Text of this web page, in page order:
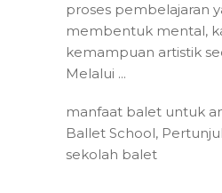
proses pembelajaran
membentuk mental,
kemampuan artistik
Melalui
manfaat balet untuk
Ballet School,
sekolah balet